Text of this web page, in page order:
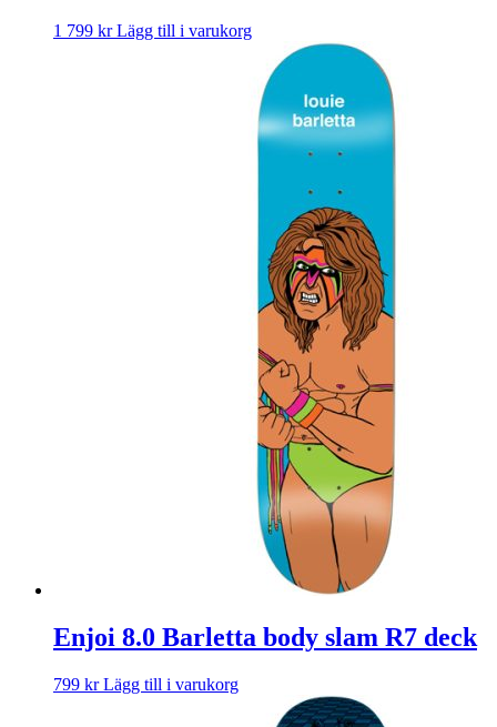
1 799 kr Lägg till i varukorg
Enjoi 8.0 Barletta body slam R7 deck
799 kr Lägg till i varukorg